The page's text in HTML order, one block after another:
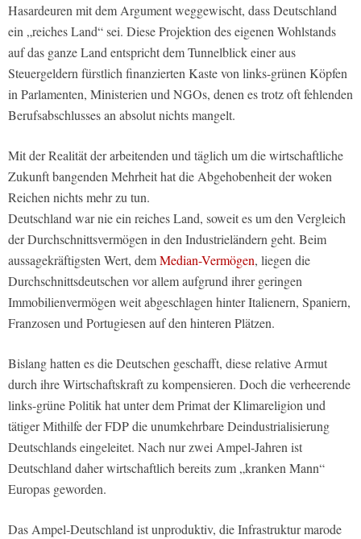
Hasardeuren mit dem Argument weggewischt, dass Deutschland
ein „reiches Land“ sei. Diese Projektion des eigenen Wohlstands
auf das ganze Land entspricht dem Tunnelblick einer aus
Steuergeldern fürstlich finanzierten Kaste von links-grünen Köpfen
in Parlamenten, Ministerien und NGOs, denen es trotz oft fehlenden
Berufsabschlusses an absolut nichts mangelt.
Mit der Realität der arbeitenden und täglich um die wirtschaftliche
Zukunft bangenden Mehrheit hat die Abgehobenheit der woken
Reichen nichts mehr zu tun.
Deutschland war nie ein reiches Land, soweit es um den Vergleich
der Durchschnittsvermögen in den Industrieländern geht. Beim
aussagekräftigsten Wert, demMedian-Vermögen, liegen die
Durchschnittsdeutschen vor allem aufgrund ihrer geringen
Immobilienvermögen weit abgeschlagen hinter Italienern, Spaniern,
Franzosen und Portugiesen auf den hinteren Plätzen.
Bislang hatten es die Deutschen geschafft, diese relative Armut
durch ihre Wirtschaftskraft zu kompensieren. Doch die verheerende
links-grüne Politik hat unter dem Primat der Klimareligion und
tätiger Mithilfe der FDP die unumkehrbare Deindustrialisierung
Deutschlands eingeleitet. Nach nur zwei Ampel-Jahren ist
Deutschland daher wirtschaftlich bereits zum „kranken Mann“
Europas geworden.
Das Ampel-Deutschland ist unproduktiv, die Infrastruktur marode